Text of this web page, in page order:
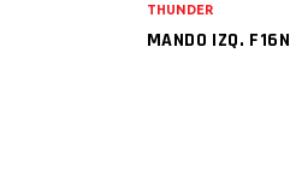
MANDO IZQ. F16N
THUNDER